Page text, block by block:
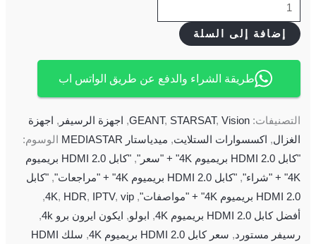
إضافة إلى السلة
طريقة الشراء والدفع عن طريق الواتس اب
التصنيفات: GEANT, STARSAT, Vision
, اجهزة الرسيفر , اجهزة
الغزال, اكسسوارات الستلايت, ميدياستار MEDIASTAR
الوسوم:
"كابل HDMI 2.0 بريميوم 4K" + "سعر"
,
"كابل HDMI 2.0 بريميوم
4K" + "شراء"
,"كابل HDMI 2.0 بريميوم 4K" + "مراجعات" ,"كابل
HDMI 2.0 بريميوم 4K" + "مواصفات"
,
4K, HDR, IPTV, vip
,
أفضل كابل HDMI 2.0 بريميوم 4K
, ابولو, ايكون ايرون برو 4k
,
رسيفر مستورد, سعر كابل HDMI 2.0 بريميوم 4K , سلك HDMI